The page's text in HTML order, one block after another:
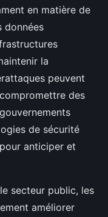
en matière de
données
la
peuvent
des
de sécurité
anticiper et
secteur public, les
améliorer